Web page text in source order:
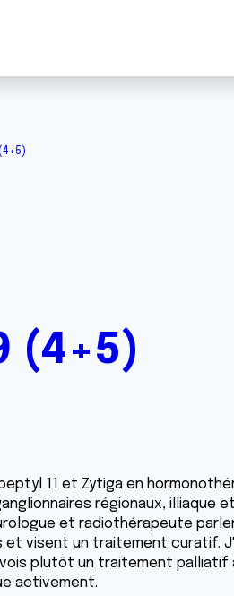
(4+5)
11 et Zytiga en
régionaux, illiaque
et radiothérapeute
visent un traitement curatif.
plutôt un traitement palliatif
activement.